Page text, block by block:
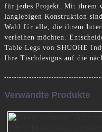
für jedes Projekt. Mit ihrem
langlebigen Konstruktion
Wahl für alle, die ihrem
verleihen möchten.
Table Legs von SHUOHE
Ihre Tischdesigns auf die
Verwandte Produkte